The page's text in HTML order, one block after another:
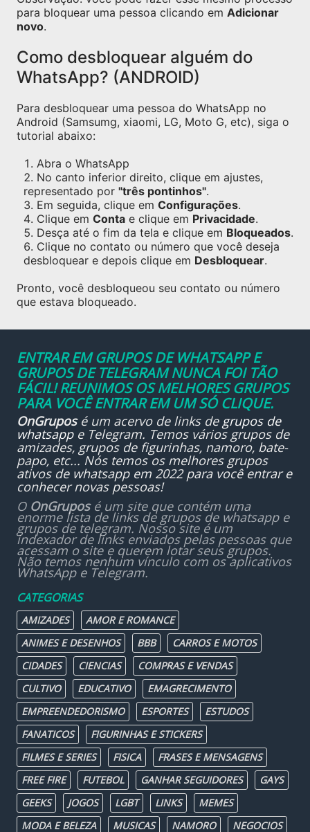
para bloquear uma pessoa clicando em Adicionar
novo.
Como desbloquear alguém do
WhatsApp? (ANDROID)
Para desbloquear uma pessoa do WhatsApp no
Android (Samsumg, xiaomi, LG, Moto G, etc), siga o
tutorial abaixo:
Abra o WhatsApp
No canto inferior direito, clique em ajustes,
representado por "três pontinhos".
Em seguida, clique em Configurações.
Clique em Conta e clique em Privacidade.
Desça até o fim da tela e clique em Bloqueados.
Clique no contato ou número que você deseja
desbloquear e depois clique em Desbloquear.
Pronto, você desbloqueou seu contato ou número
que estava bloqueado.
ENTRAR EM GRUPOS DE WHATSAPP E
GRUPOS DE TELEGRAM NUNCA FOI TÃO
FÁCIL! REUNIMOS OS MELHORES GRUPOS
PARA VOCÊ ENTRAR EM UM SÓ CLIQUE.
OnGruposé um acervo de links de grupos de
whatsappe Telegram. Temos vários grupos de
amizades, grupos de figurinhas, namoro, bate-
papo, etc... Nós temos os melhores grupos
ativos de whatsapp em 2022 para você entrar e
conhecer novas pessoas!
O OnGruposé um site que contém uma
enorme lista de links de grupos de whatsapp e
grupos de telegram. Nosso site é um
indexador de links enviados pelas pessoas que
acessam o site e querem lotar seus grupos.
Não temos nenhum vínculo com os aplicativos
WhatsApp e Telegram.
CATEGORIAS
AMIZADES
AMOR E ROMANCE
ANIMES E DESENHOS
BBB
CARROS E MOTOS
CIDADES
CIENCIAS
COMPRAS E VENDAS
CULTIVO
EDUCATIVO
EMAGRECIMENTO
EMPREENDEDORISMO
ESPORTES
ESTUDOS
FANATICOS
FIGURINHAS E STICKERS
FILMES E SERIES
FISICA
FRASES E MENSAGENS
FREE FIRE
FUTEBOL GANHAR SEGUIDORES
GAYS
GEEKS
JOGOS LGBT LINKS
MEMES
MODA E BELEZA
MUSICAS NAMORO
NEGOCIOS